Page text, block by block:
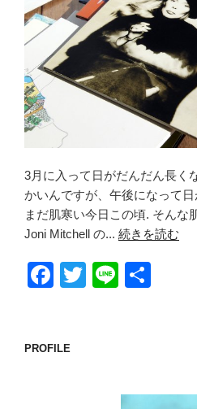
3月に入って日がだんだん長く
かいんですが、午後になって
まだ肌寒い今日この頃. そんな
Joni Mitchell の... 続きを読む
F
e
T
Li
PROFILE